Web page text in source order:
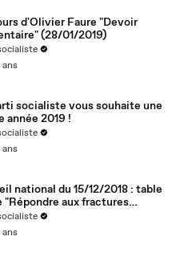
d'Olivier Faure "Devoir
(28/01/2019)
ans
socialiste vous souhaite une
année 2019 !
ans
national du 15/12/2018 : table
"Répondre aux fractures
républicaines et
ans